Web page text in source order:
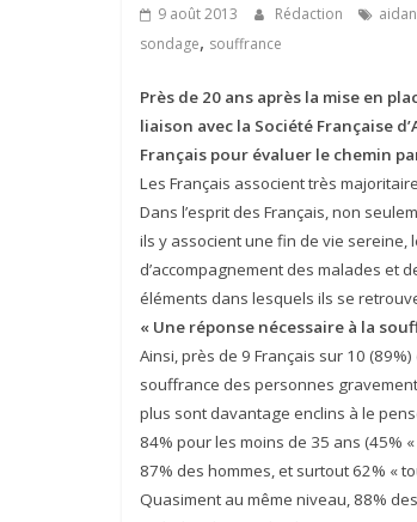
9 août 2013 Rédaction
sondage, souffrance
Près de 20 ans après la mise en
liaison avec la Société Française
Français pour évaluer le chemin
Les Français associent très
Dans l’esprit des Français, non
ils y associent une fin de vie sereine,
d’accompagnement des malades et
éléments dans lesquels ils se
« Une réponse nécessaire à la
Ainsi, près de 9 Français sur 10
souffrance des personnes
plus sont davantage enclins à le
84% pour les moins de 35 ans (45%
87% des hommes, et surtout 62% «
Quasiment au même niveau, 88%